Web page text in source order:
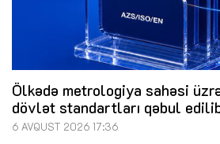
Ölkədə metrologiya sahəsi
dövlət standartları qəbul
6 AVQUST 2026 17:36